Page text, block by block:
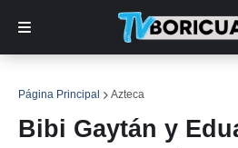
Página Principal Azteca
Bibi Gaytán y